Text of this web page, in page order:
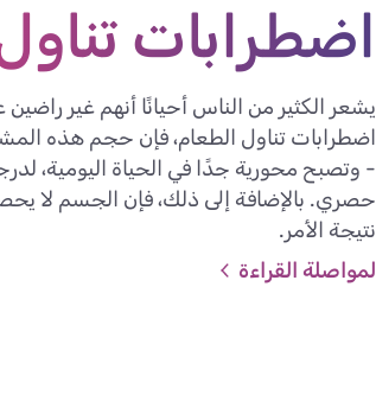
اضطرابات
يشعر الكثير من الناس أحيانًا أنهم غير
اضطرابات تناول الطعام، فإن حجم هذه
- وتصبح محورية جدًا في الحياة اليومية،
حصري. بالإضافة إلى ذلك، فإن الجسم لا
نتيجة الأمر.
لمواصلة القراءة